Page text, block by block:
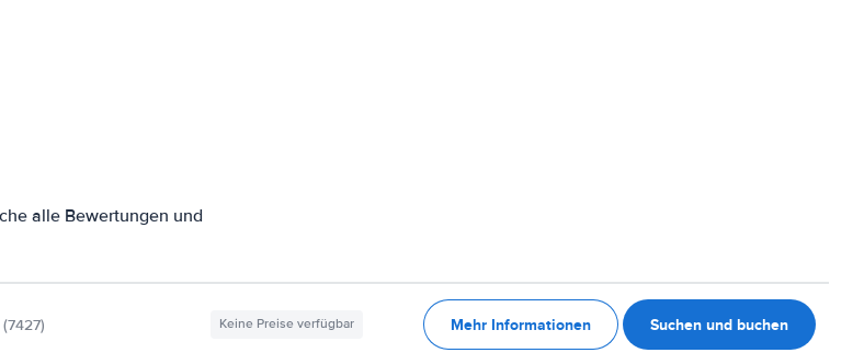
alle Bewertungen und
(7427) Keine Preise verfügbar Mehr Informationen Suchen und buchen